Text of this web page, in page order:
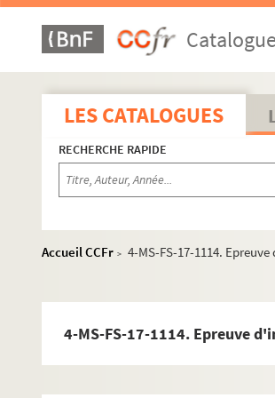
LES CATALOGUES
RECHERCHE RAPIDE
Accueil CCFr > 4-MS-FS-17-1114.
4-MS-FS-17-1114. Epreuve
Guillaume Apollinaire
Œuvres
Poésie